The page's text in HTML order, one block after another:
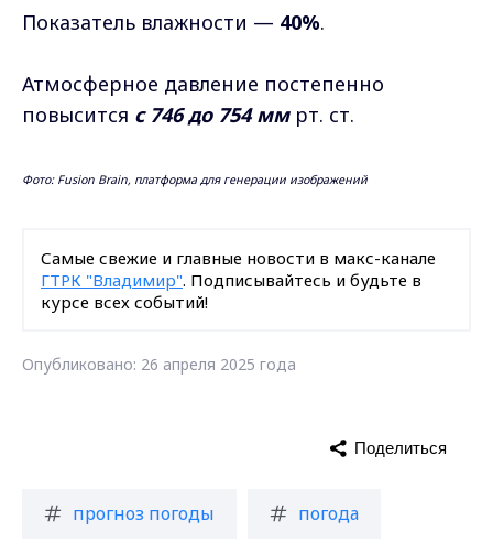
Показатель влажности — 40%.
Атмосферное давление постепенно
повысится с 746 до 754 ммрт. ст.
Фото: Fusion Brain, платформа для генерации изображений
Самые свежие и главные новости в макс-канале
ГТРК "Владимир". Подписывайтесь и будьте в
курсе всех событий!
Опубликовано: 26 апреля 2025 года
прогноз погоды погода
Поделиться